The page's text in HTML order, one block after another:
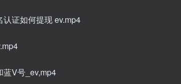
证如何提现 ev.mp4
蓝V号_ev,mp4